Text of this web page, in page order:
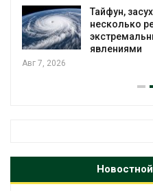
Тайфун,
несколько
явлениями
Авг 7, 2026